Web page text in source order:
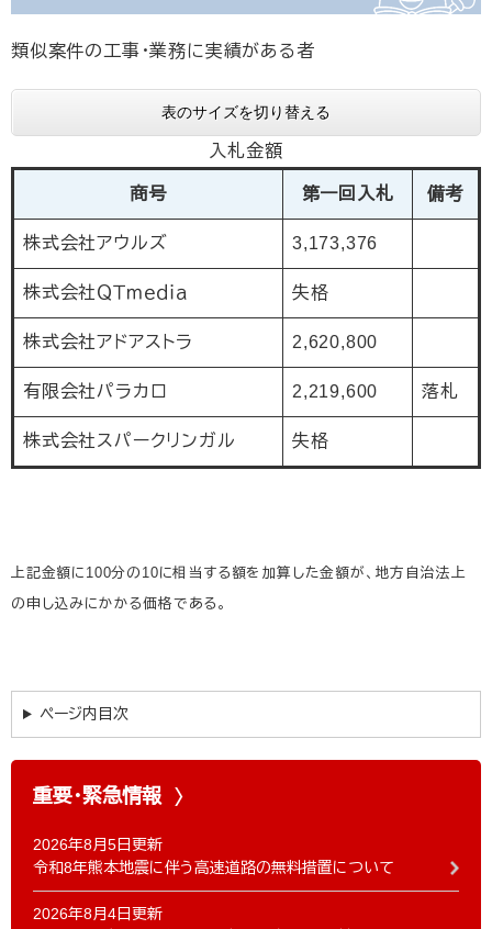
類似案件の工事・業務に実績がある者
表のサイズを切り替える
入札金額
商号 第一回入札 備考
株式会社アウルズ 3,173,376
株式会社ＱＴｍｅｄｉａ 失格
株式会社アドアストラ 2,620,800
有限会社パラカロ 2,219,600 落札
株式会社スパークリンガル 失格
上記金額に100分の10に相当する額を加算した金額が、地方自治法上
の申し込みにかかる価格である。
ページ内目次
重要・緊急情報
2026年8月5日更新
令和8年熊本地震に伴う高速道路の無料措置について
2026年8月4日更新